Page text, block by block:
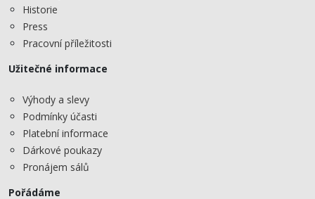
Historie
Press
Pracovní příležitosti
Užitečné informace
Výhody a slevy
Podmínky účasti
Platební informace
Dárkové poukazy
Pronájem sálů
Pořádáme